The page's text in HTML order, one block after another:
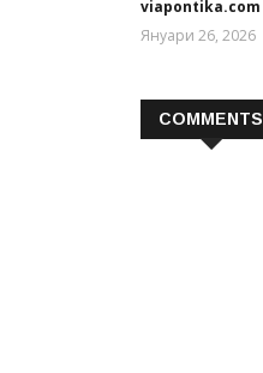
viapontika.com
Януари 26, 2026
COMMENTS